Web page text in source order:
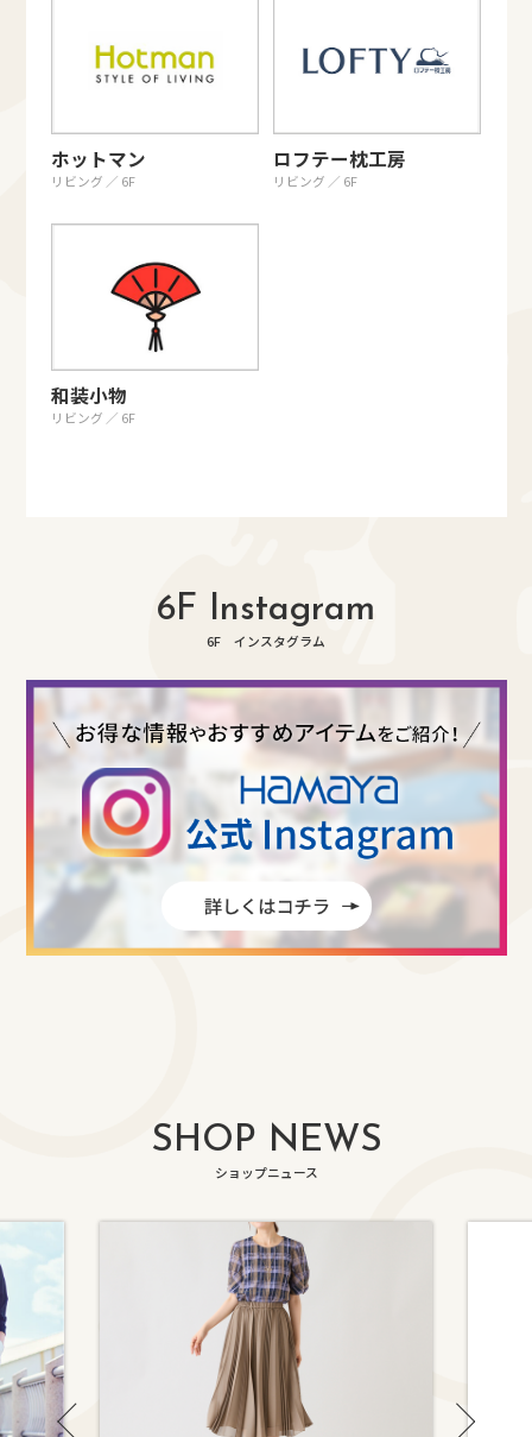
ホットマン
リビング ／ 6F
ロフテー枕工房
リビング ／ 6F
和装小物
リビング ／ 6F
6F Instagram
6F インスタグラム
SHOP NEWS
ショップニュース